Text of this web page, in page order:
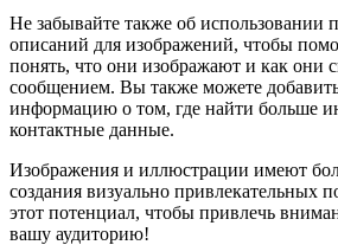
Не забывайте также об использовании
описаний для изображений, чтобы
понять, что они изображают и как они
сообщением. Вы также можете
информацию о том, где найти больше
контактные данные.
Изображения и иллюстрации имеют
создания визуально привлекательных
этот потенциал, чтобы привлечь
вашу аудиторию!